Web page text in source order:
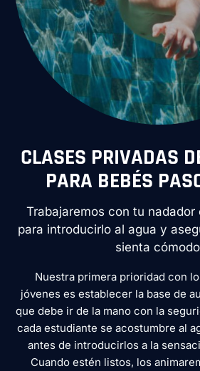
CLASES PRIVADAS
PARA BEBÉS
Trabajaremos con tu nadador
para introducirlo al agua y
sienta
Nuestra primera prioridad con
jóvenes es establecer la base de
que debe ir de la mano con la
cada estudiante se acostumbre al
antes de introducirlos a la
Cuando estén listos, los